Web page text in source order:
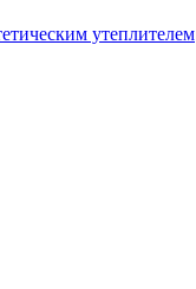
утеплителем